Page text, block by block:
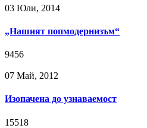
03 Юли, 2014
„Нашият попмодернизъм“
9456
07 Май, 2012
Изопачена до узнаваемост
15518